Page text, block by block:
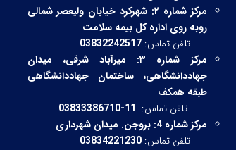
مرکز شماره ۲:
شهرکرد خیابان ولیعصر شمالی
روبه روی اداره کل بیمه سلامت
تلفن تماس:03832242517
مرکز شماره ۳:
میرآباد شرقی، میدان
جهاددانشگاهی، ساختمان جهاددانشگاهی
طبقه همکف
تلفن تماس:
مرکز شماره 4: بروجن. میدان شهرداری
تلفن تماس:03834221230